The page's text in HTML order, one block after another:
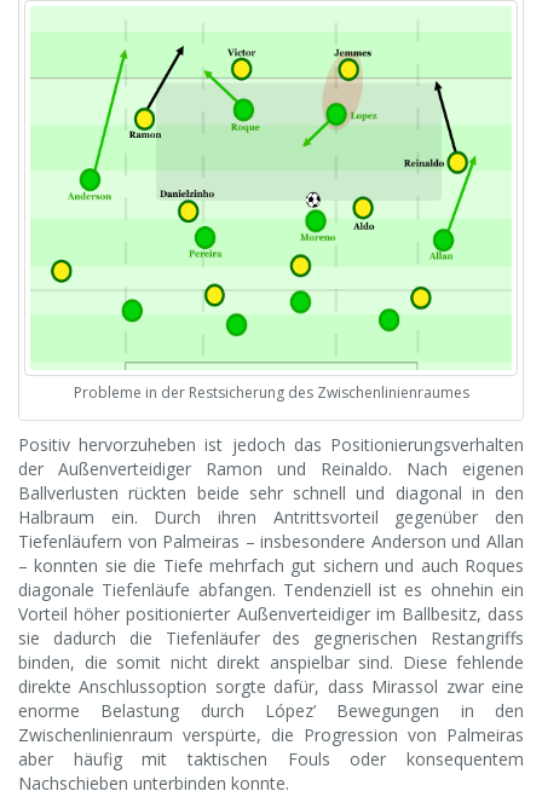
Probleme in der Restsicherung des Zwischenlinienraumes
Positiv hervorzuheben ist jedoch das Positionierungsverhalten
der Außenverteidiger Ramon und Reinaldo. Nach eigenen
Ballverlusten rückten beide sehr schnell und diagonal in den
Halbraum ein. Durch ihren Antrittsvorteil gegenüber den
Tiefenläufern von Palmeiras – insbesondere Anderson und Allan
– konnten sie die Tiefe mehrfach gut sichern und auch Roques
diagonale Tiefenläufe abfangen. Tendenziell ist es ohnehin ein
Vorteil höher positionierter Außenverteidiger im Ballbesitz, dass
sie dadurch die Tiefenläufer des gegnerischen Restangriffs
binden, die somit nicht direkt anspielbar sind. Diese fehlende
direkte Anschlussoption sorgte dafür, dass Mirassol zwar eine
enorme Belastung durch López’ Bewegungen in den
Zwischenlinienraum verspürte, die Progression von Palmeiras
aber häufig mit taktischen Fouls oder konsequentem
Nachschieben unterbinden konnte.